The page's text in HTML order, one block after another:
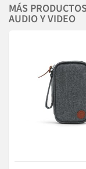
MÁS
AUDIO Y VIDEO